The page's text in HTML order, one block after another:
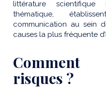
littérature
thématique,
communication au sein
causes la plus fréquente
risques ?